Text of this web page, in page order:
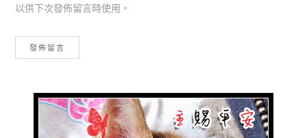
以供下次發佈留言時使用。